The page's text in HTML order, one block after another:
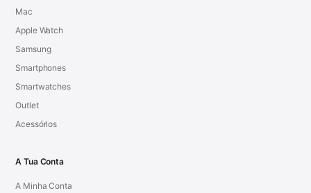
Mac
Apple Watch
Samsung
Smartphones
Smartwatches
Outlet
Acessórios
A Tua Conta
A Minha Conta